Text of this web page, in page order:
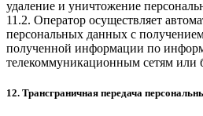
удаление и уничтожение
11.2. Оператор осуществляет
персональных данных с
полученной информации по
телекоммуникационным сетям или
12. Трансграничная передача